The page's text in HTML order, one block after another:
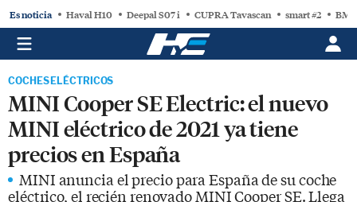
Es noticia Haval H10 Deepal S07 i CUPRA Tavascan smart #2
COCHES ELÉCTRICOS
MINI Cooper SE Electric: el nuevo
MINI eléctrico de 2021 ya tiene
precios en España
MINI anuncia el precio para España de su coche
eléctrico, el recién renovado MINI Cooper SE. Llega